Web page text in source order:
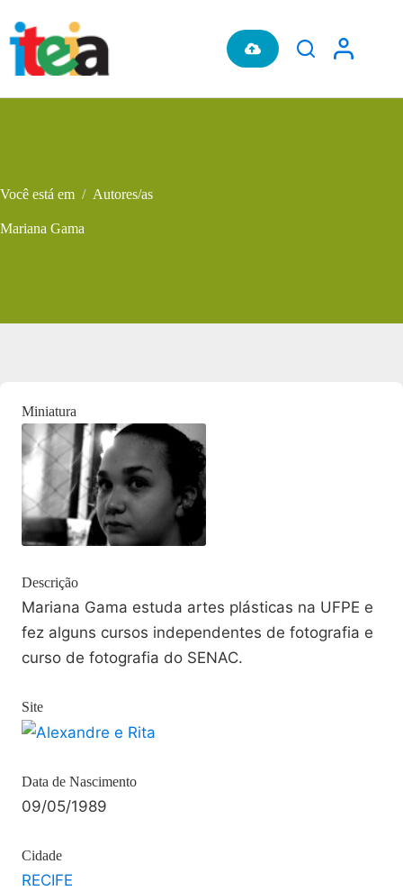
para
conteúdo
Você está em / Autores/as
Mariana Gama
Miniatura
Descrição
Mariana Gama estuda artes plásticas na UFPE e
fez alguns cursos independentes de fotografia e
curso de fotografia do SENAC.
Site
Data de Nascimento
09/05/1989
Cidade
RECIFE